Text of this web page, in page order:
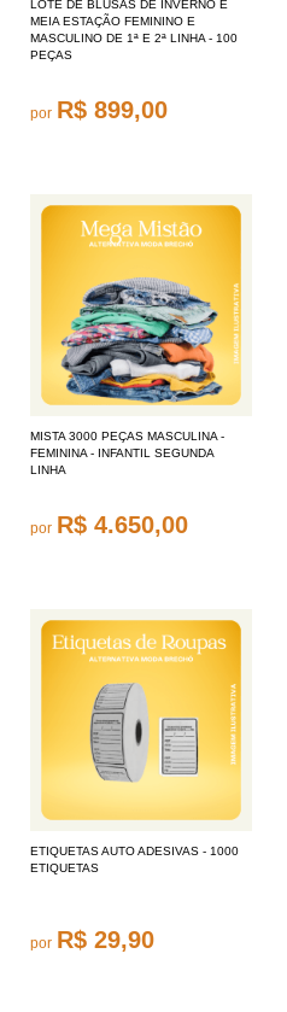
LOTE DE BLUSAS DE INVERNO E
MEIA ESTAÇÃO FEMININO E
MASCULINO DE 1ª E 2ª LINHA - 100
PEÇAS
por R$ 899,00
MISTA 3000 PEÇAS MASCULINA -
FEMININA - INFANTIL SEGUNDA
LINHA
por R$ 4.650,00
ETIQUETAS AUTO ADESIVAS - 1000
ETIQUETAS
por R$ 29,90